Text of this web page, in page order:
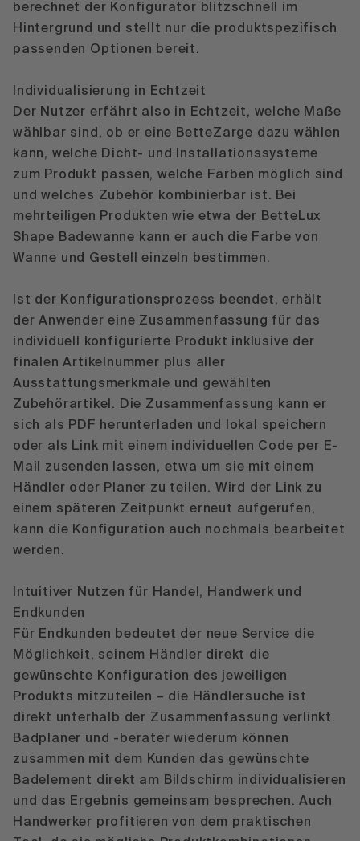
berechnet der Konfigurator blitzschnell im
Hintergrund und stellt nur die produktspezifisch
passenden Optionen bereit.
Individualisierung in Echtzeit
Der Nutzer erfährt also in Echtzeit, welche Maße
wählbar sind, ob er eine BetteZarge dazu wählen
kann, welche Dicht- und Installationssysteme
zum Produkt passen, welche Farben möglich sind
und welches Zubehör kombinierbar ist. Bei
mehrteiligen Produkten wie etwa der BetteLux
Shape Badewanne kann er auch die Farbe von
Wanne und Gestell einzeln bestimmen.
Ist der Konfigurationsprozess beendet, erhält
der Anwender eine Zusammenfassung für das
individuell konfigurierte Produkt inklusive der
finalen Artikelnummer plus aller
Ausstattungsmerkmale und gewählten
Zubehörartikel. Die Zusammenfassung kann er
sich als PDF herunterladen und lokal speichern
oder als Link mit einem individuellen Code per E-
Mail zusenden lassen, etwa um sie mit einem
Händler oder Planer zu teilen. Wird der Link zu
einem späteren Zeitpunkt erneut aufgerufen,
kann die Konfiguration auch nochmals bearbeitet
werden.
Intuitiver Nutzen für Handel, Handwerk und
Endkunden
Für Endkunden bedeutet der neue Service die
Möglichkeit, seinem Händler direkt die
gewünschte Konfiguration des jeweiligen
Produkts mitzuteilen – die Händlersuche ist
direkt unterhalb der Zusammenfassung verlinkt.
Badplaner und -berater wiederum können
zusammen mit dem Kunden das gewünschte
Badelement direkt am Bildschirm individualisieren
und das Ergebnis gemeinsam besprechen. Auch
Handwerker profitieren von dem praktischen